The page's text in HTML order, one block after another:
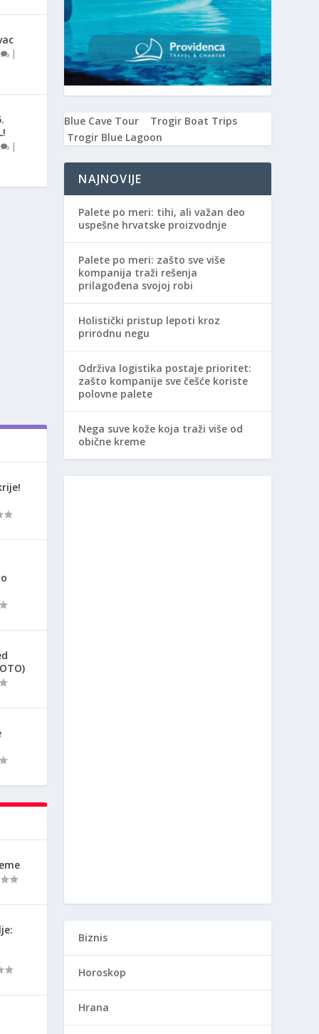
|
|
Blue Cave Tour
Trogir Boat Trips
Trogir Blue Lagoon
NAJNOVIJE
Palete po meri: tihi, ali važan deo
uspešne hrvatske proizvodnje
Palete po meri: zašto sve više
kompanija traži rešenja
prilagođena svojoj robi
Holistički pristup lepoti kroz
prirodnu negu
Održiva logistika postaje prioritet:
zašto kompanije sve češće koriste
polovne palete
Nega suve kože koja traži više od
obične kreme
Biznis
Horoskop
Hrana